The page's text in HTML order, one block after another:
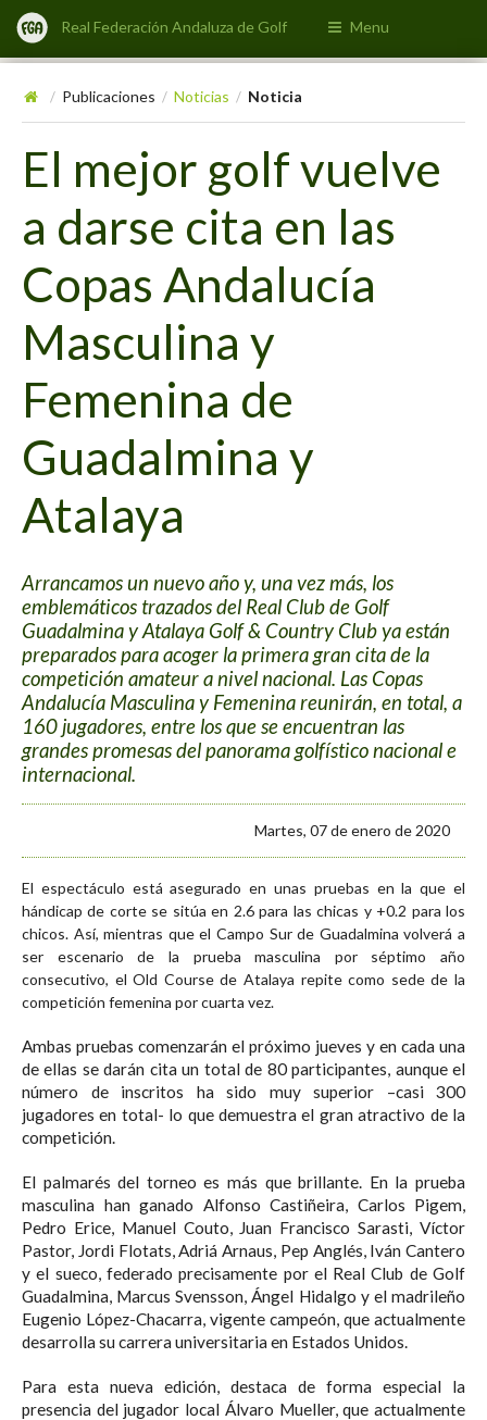
Real Federación Andaluza de Golf Menu
/ Publicaciones / Noticias / Noticia
El mejor golf vuelve
a darse cita en las
Copas Andalucía
Masculina y
Femenina de
Guadalmina y
Atalaya
Arrancamos un nuevo año y, una vez más, los
emblemáticos trazados del Real Club de Golf
Guadalmina y Atalaya Golf & Country Club ya están
preparados para acoger la primera gran cita de la
competición amateur a nivel nacional. Las Copas
Andalucía Masculina y Femenina reunirán, en total, a
160 jugadores, entre los que se encuentran las
grandes promesas del panorama golfístico nacional e
internacional.
Martes, 07 de enero de 2020
El espectáculo está asegurado en unas pruebas en la que el
hándicap de corte se sitúa en 2.6 para las chicas y +0.2 para los
chicos. Así, mientras que el Campo Sur de Guadalmina volverá a
ser escenario de la prueba masculina por séptimo año
consecutivo, el Old Course de Atalaya repite como sede de la
competición femenina por cuarta vez.
Ambas pruebas comenzarán el próximo jueves y en cada una
de ellas se darán cita un total de 80 participantes, aunque el
número de inscritos ha sido muy superior –casi 300
jugadores en total- lo que demuestra el gran atractivo de la
competición.
El palmarés del torneo es más que brillante. En la prueba
masculina han ganado Alfonso Castiñeira, Carlos Pigem,
Pedro Erice, Manuel Couto, Juan Francisco Sarasti, Víctor
Pastor, Jordi Flotats, Adriá Arnaus, Pep Anglés, Iván Cantero
y el sueco, federado precisamente por el Real Club de Golf
Guadalmina, Marcus Svensson, Ángel Hidalgo y el madrileño
Eugenio López-Chacarra, vigente campeón, que actualmente
desarrolla su carrera universitaria en Estados Unidos.
Para esta nueva edición, destaca de forma especial la
presencia del jugador local Álvaro Mueller, que actualmente